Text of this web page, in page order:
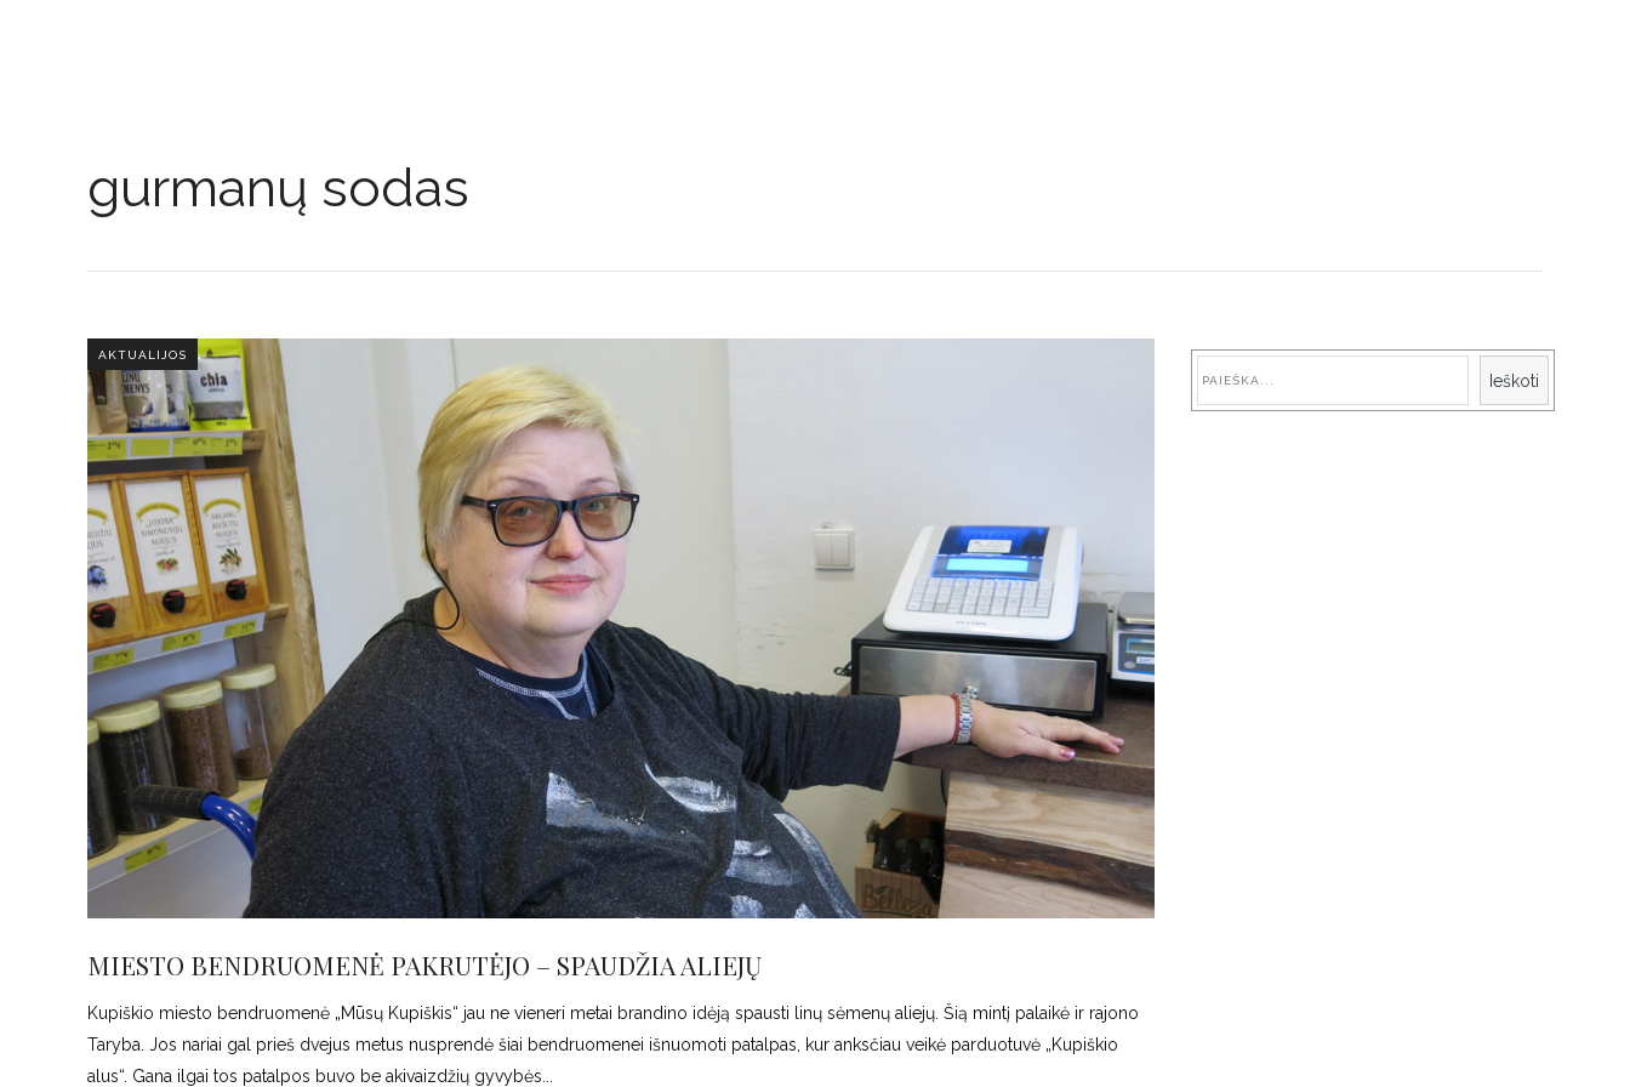
gurmanų sodas
AKTUALIJOS
MIESTO BENDRUOMENĖ PAKRUTĖJO – SPAUDŽIA ALIEJŲ
Kupiškio miesto bendruomenė „Mūsų Kupiškis“ jau ne vieneri metai brandino idėją spausti linų sėmenų aliejų. Šią mintį palaikė ir rajono
Taryba. Jos nariai gal prieš dvejus metus nusprendė šiai bendruomenei išnuomoti patalpas, kur anksčiau veikė parduotuvė „Kupiškio
alus“. Gana ilgai tos patalpos buvo be akivaizdžių gyvybės
Ieškoti